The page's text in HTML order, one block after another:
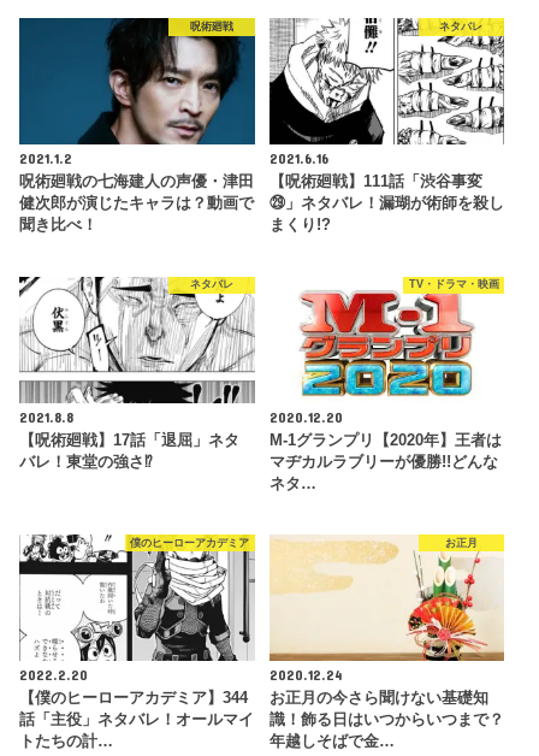
呪術廻戦
2021.1.2
呪術廻戦の七海建人の声優・津田
健次郎が演じたキャラは？動画で
聞き比べ！
ネタバレ
2021.6.16
【呪術廻戦】111話「渋谷事変
㉙」ネタバレ！漏瑚が術師を殺し
まくり!?
ネタバレ
2021.8.8
【呪術廻戦】17話「退屈」ネタ
バレ！東堂の強さ⁉
TV・ドラマ・映画
2020.12.20
M-1グランプリ【2020年】王者は
マヂカルラブリーが優勝!!どんな
ネタ…
僕のヒーローアカデミア
2022.2.20
【僕のヒーローアカデミア】344
話「主役」ネタバレ！オールマイ
トたちの計…
お正月
2020.12.24
お正月の今さら聞けない基礎知
識！飾る日はいつからいつまで？
年越しそばで金…